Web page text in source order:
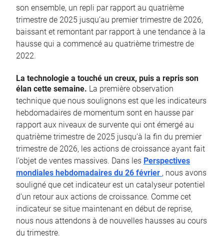
son ensemble, un repli par rapport au quatrième
trimestre de 2025 jusqu’au premier trimestre de 2026,
baissant et remontant par rapport à une tendance à la
hausse qui a commencé au quatrième trimestre de
2022.
La technologie a touché un creux, puis a repris son
élan cette semaine. La première observation
technique que nous soulignons est que les indicateurs
hebdomadaires de momentum sont en hausse par
rapport aux niveaux de survente qui ont émergé au
quatrième trimestre de 2025 jusqu’à la fin du premier
trimestre de 2026, les actions de croissance ayant fait
l’objet de ventes massives. Dans les Perspectives
mondiales hebdomadaires du 26 février , nous avons
souligné que cet indicateur est un catalyseur potentiel
d’un retour aux actions de croissance. Comme cet
indicateur se situe maintenant en début de reprise,
nous nous attendons à de nouvelles hausses au cours
du trimestre.